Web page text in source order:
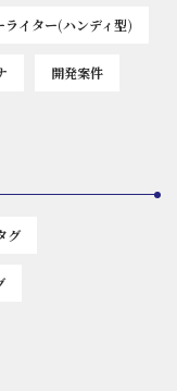
イター(ハンディ型)
開発案件
グ